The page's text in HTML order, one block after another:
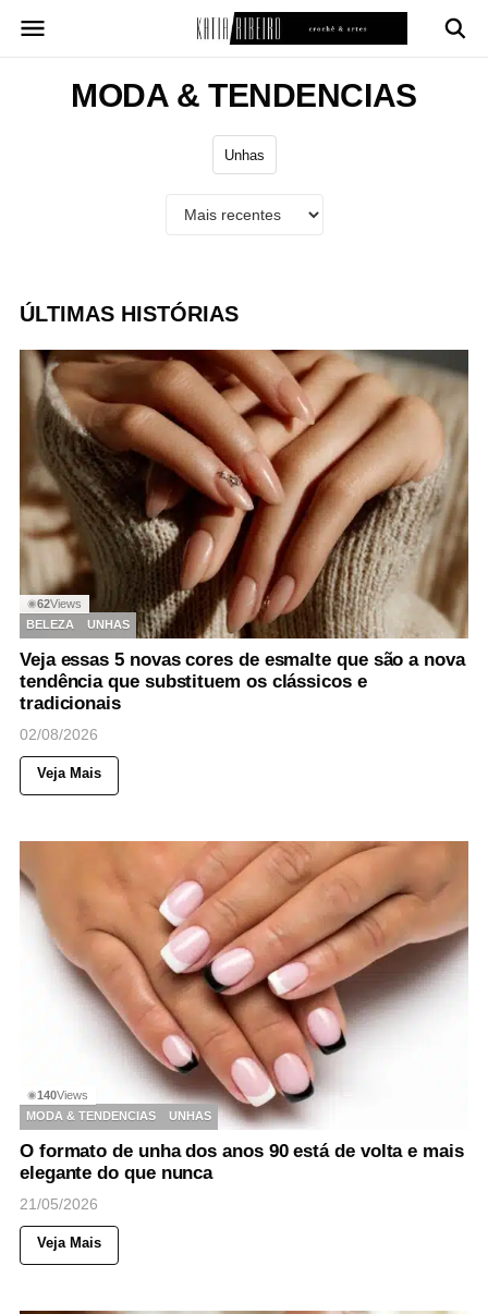
para
MODA & TENDENCIAS
Unhas
ÚLTIMAS HISTÓRIAS
◉62Views
BELEZA
UNHAS
Veja essas 5 novas cores de esmalte que são a nova
tendência que substituem os clássicos e
tradicionais
02/08/2026
Veja Mais
◉140Views
MODA & TENDENCIAS
UNHAS
O formato de unha dos anos 90 está de volta e mais
elegante do que nunca
21/05/2026
Veja Mais